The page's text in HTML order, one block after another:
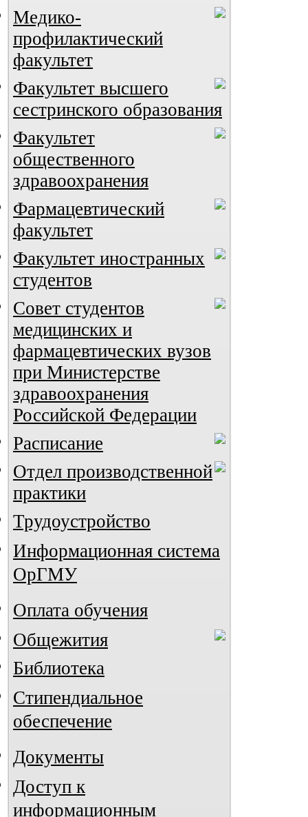
Медико-
профилактический
факультет
Факультет высшего
сестринского образования
Факультет
общественного
здравоохранения
Фармацевтический
факультет
Факультет иностранных
студентов
Совет студентов
медицинских и
фармацевтических вузов
при Министерстве
здравоохранения
Российской Федерации
Расписание
Отдел производственной
практики
Трудоустройство
Информационная система
ОрГМУ
Оплата обучения
Общежития
Библиотека
Стипендиальное
обеспечение
Документы
Доступ к